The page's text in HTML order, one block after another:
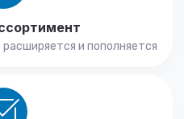
и пополняется